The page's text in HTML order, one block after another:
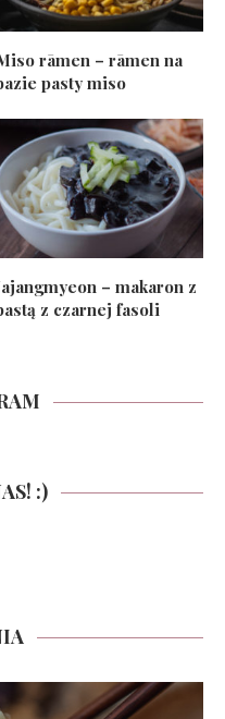
rāmen – rāmen na
pasty miso
– makaron z
z czarnej fasoli
:)